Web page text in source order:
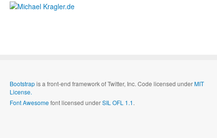
Bootstrapis a front-end framework of Twitter, Inc. Code licensed underMIT
License.
Font Awesomefont licensed underSIL OFL 1.1.